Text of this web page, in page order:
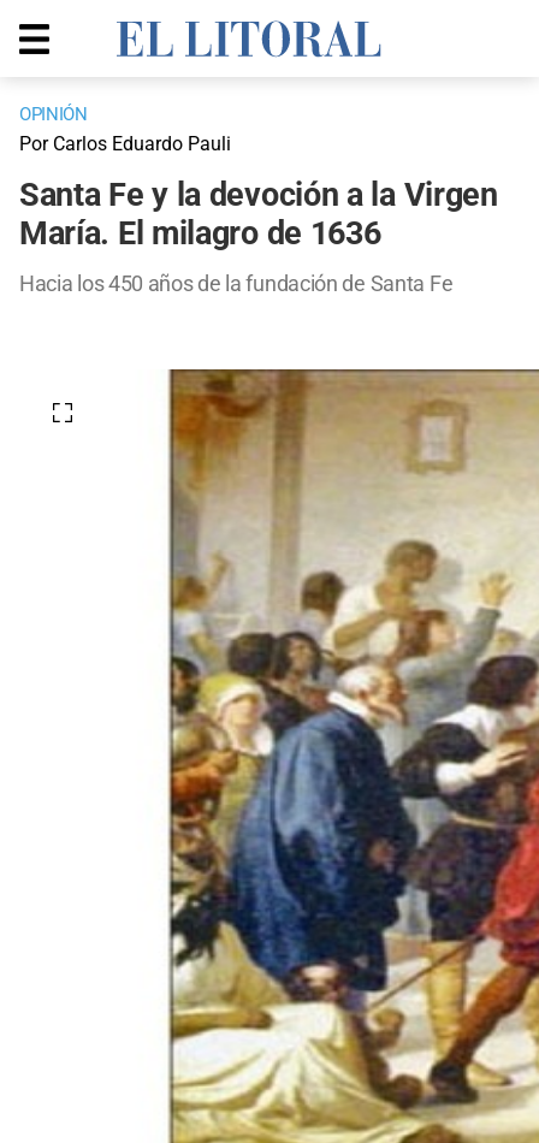
OPINIÓN
Por Carlos Eduardo Pauli
Santa Fe y la devoción a la Virgen
María. El milagro de 1636
Hacia los 450 años de la fundación de Santa Fe